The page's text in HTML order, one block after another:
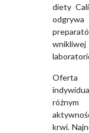
diety
Oferta
krwi.